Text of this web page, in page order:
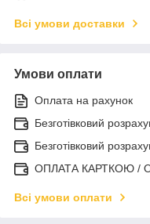
Всі умови доставки
Умови оплати
Оплата на рахунок
Безготівковий
Безготівковий
ОПЛАТА КАРТКОЮ /
Всі умови оплати